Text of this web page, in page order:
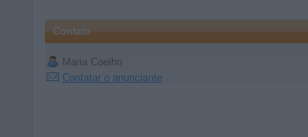
Contato
Maria Coelho
Contatar o anunciante